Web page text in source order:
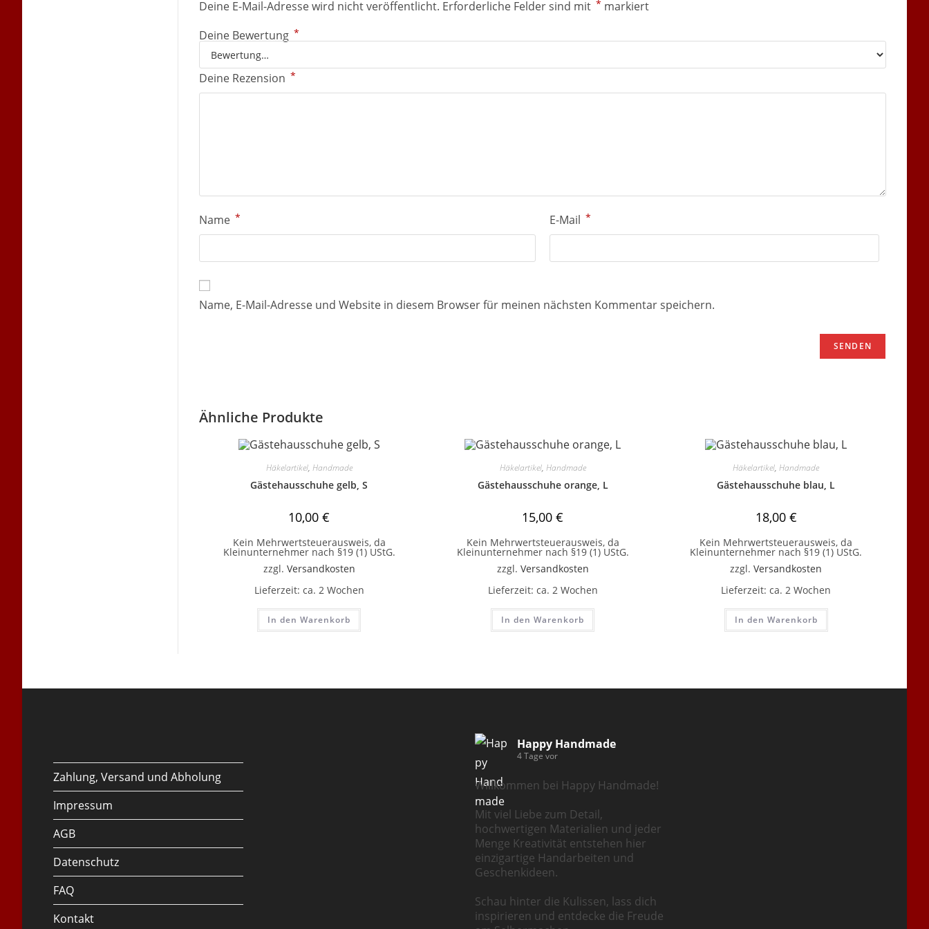
Deine E-Mail-Adresse wird nicht veröffentlicht. Erforderliche Felder sind mit * markiert
Deine Bewertung *
Deine Rezension *
Name * E-Mail *
Name, E-Mail-Adresse und Website in diesem Browser für meinen nächsten Kommentar speichern.
Ähnliche Produkte
Häkelartikel, Handmade
Gästehausschuhe gelb, S
10,00€
Kein Mehrwertsteuerausweis, da
Kleinunternehmer nach §19 (1) UStG.
zzgl. Versandkosten
Lieferzeit: ca. 2 Wochen
In den Warenkorb
Häkelartikel, Handmade
Gästehausschuhe orange, L
15,00€
Kein Mehrwertsteuerausweis, da
Kleinunternehmer nach §19 (1) UStG.
zzgl. Versandkosten
Lieferzeit: ca. 2 Wochen
In den Warenkorb
Häkelartikel,Handmade
Gästehausschuhe blau, L
18,00 €
Kein Mehrwertsteuerausweis, da
Kleinunternehmer nach §19 (1) UStG.
zzgl.Versandkosten
Lieferzeit:ca. 2 Wochen
In den Warenkorb
Zahlung, Versand und Abholung
Impressum
AGB
Datenschutz
FAQ
Kontakt
Happy Handmade
4 Tage vor
Willkommen bei Happy Handmade!
Mit viel Liebe zum Detail,
hochwertigen Materialien und jeder
Menge Kreativität entstehen hier
einzigartige Handarbeiten und
Geschenkideen.
Schau hinter die Kulissen, lass dich
inspirieren und entdecke die Freude